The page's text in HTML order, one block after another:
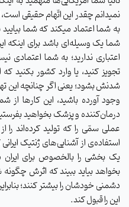
نمیدانم چقدر این اتّهام حقیقی است،
به شما اعتماد میکند که شما
شما یک وسیله‌ای باشد برای اینکه
اعتباری ندارید؛ به شما
تجویز کنید، یا وارد کشور بکنید
شدنش بشود؛ یعنی اگر چنانچه این
وجود آورده باشید، این کارها از
درمان‌کننده و پزشک بخواهید
عملی سمّی را که تولید کرده‌اند را
استفاده‌ی از آشنایی‌های ژنتیک
یک بخشی را بالخصوص برای
بخواهد بیاید ببیند که اثرش
دشمنی خودشان را بیشتر کنند؛
این را قبول کند.